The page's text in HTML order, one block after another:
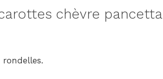
chèvre pancetta